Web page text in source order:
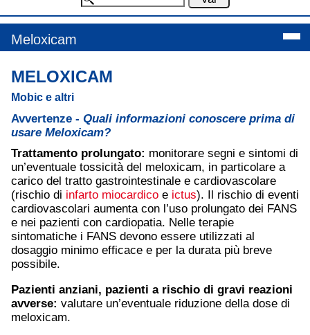
Meloxicam
MELOXICAM
Mobic e altri
Avvertenze - Quali informazioni conoscere prima di
usare Meloxicam?
Trattamento prolungato: monitorare segni e sintomi di
un’eventuale tossicità del meloxicam, in particolare a
carico del tratto gastrointestinale e cardiovascolare
(rischio di infarto miocardico e ictus). Il rischio di eventi
cardiovascolari aumenta con l’uso prolungato dei FANS
e nei pazienti con cardiopatia. Nelle terapie
sintomatiche i FANS devono essere utilizzati al
dosaggio minimo efficace e per la durata più breve
possibile.
Pazienti anziani, pazienti a rischio di gravi reazioni
avverse: valutare un’eventuale riduzione della dose di
meloxicam.